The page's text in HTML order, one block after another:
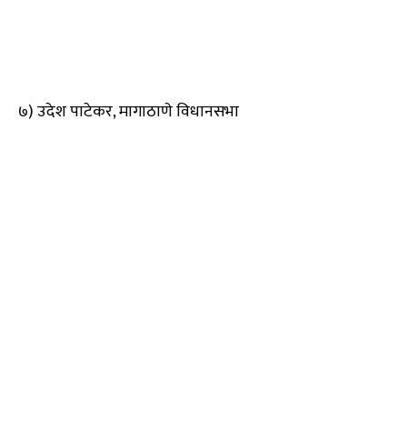
७) उदेश पाटेकर, मागाठाणे विधानसभा